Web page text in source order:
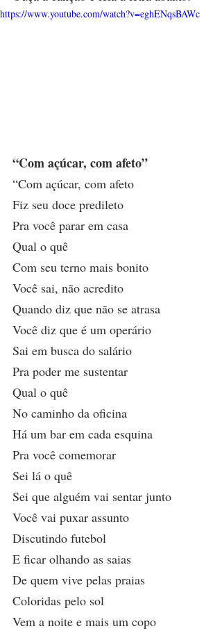
https://www.youtube.com/watch?v=eghENqsBAWc
“Com açúcar, com afeto”
“Com açúcar, com afeto
Fiz seu doce predileto
Pra você parar em casa
Qual o quê
Com seu terno mais bonito
Você sai, não acredito
Quando diz que não se atrasa
Você diz que é um operário
Sai em busca do salário
Pra poder me sustentar
Qual o quê
No caminho da oficina
Há um bar em cada esquina
Pra você comemorar
Sei lá o quê
Sei que alguém vai sentar junto
Você vai puxar assunto
Discutindo futebol
E ficar olhando as saias
De quem vive pelas praias
Coloridas pelo sol
Vem a noite e mais um copo